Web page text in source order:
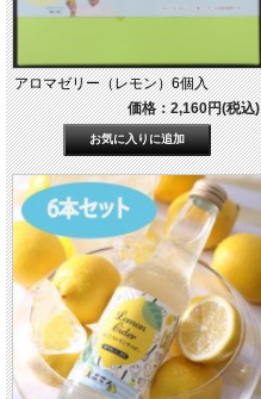
アロマゼリー（レモン）6個入
価格：2,160円(税込)